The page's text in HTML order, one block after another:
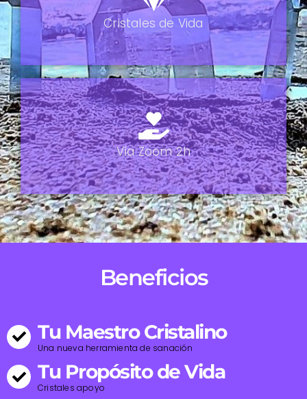
Cristales de Vida
Vía Zoom2h
Beneficios
Tu Maestro Cristalino
Una nueva herramienta de sanación
Tu Propósito de Vida
Cristales apoyo